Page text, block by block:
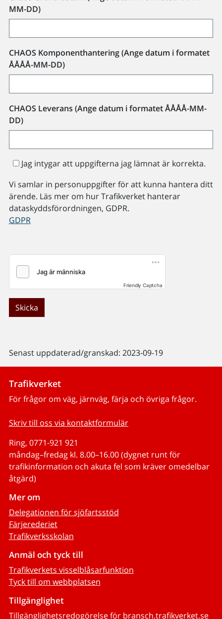
MM-DD)
CHAOS Komponenthantering (Ange datum i formatet
ÅÅÅÅ-MM-DD)
CHAOS Leverans (Ange datum i formatet ÅÅÅÅ-MM-
DD)
Jag intygar att uppgifterna jag lämnat är korrekta.
Vi samlar in personuppgifter för att kunna hantera ditt
ärende. Läs mer om hur Trafikverket hanterar
dataskyddsförordningen, GDPR.
GDPR
Friendly Captcha
Skicka
Senast uppdaterad/granskad: 2023-09-19
Trafikverket
För frågor om väg, järnväg, färja och övriga frågor.
Skriv till oss via kontaktformulär
Ring, 0771-921 921
måndag–fredag kl. 8.00–16.00 (dygnet runt för
trafikinformation och akuta fel som kräver omedelbar
åtgärd)
Mer om
Delegationen för sjöfartsstöd
Färjerederiet
Trafikverksskolan
Anmäl och tyck till
Trafikverkets visselblåsarfunktion
Tyck till om webbplatsen
Tillgänglighet
Tillgänglighetsredogörelse för bransch.trafikverket.se